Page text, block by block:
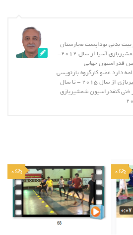
بدنی بوداپست مجارستان
عضو کمیته فنی کنفدراسیون شمشیربازی آسیا از سال 2012-
فدراسیون جهانی
از سال 2016- ادامه دارد عضو کارگروه بازنویسی
قوانین فدراسیون جهانی شمشیربازی از سال 2015 - تا سال
فنی کنفدراسیون شمشیربازی
0
0